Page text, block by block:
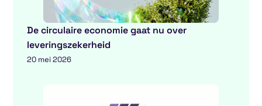
De circulaire economie gaat nu over
leveringszekerheid
20 mei 2026